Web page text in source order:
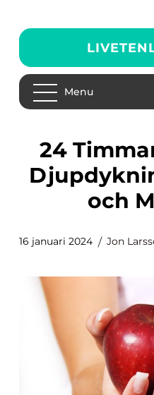
Menu
24 Timmars Fasta: En
och
16 januari 2024 Jon